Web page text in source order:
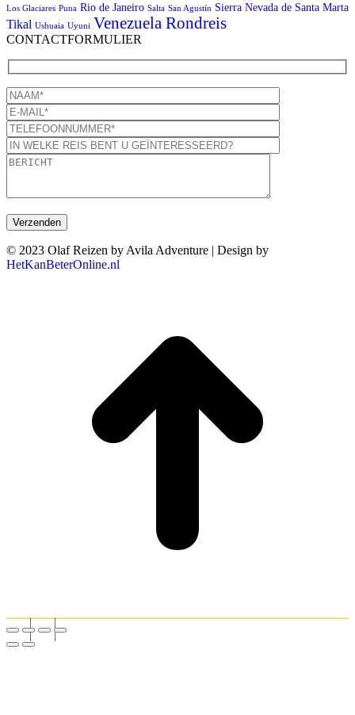
Los Glaciares Puna Rio de Janeiro Salta San Agustín Sierra Nevada de Santa Marta
Tikal Ushuaia Uyuni Venezuela Rondreis
CONTACTFORMULIER
© 2023 Olaf Reizen by Avila Adventure | Design by
HetKanBeterOnline.nl